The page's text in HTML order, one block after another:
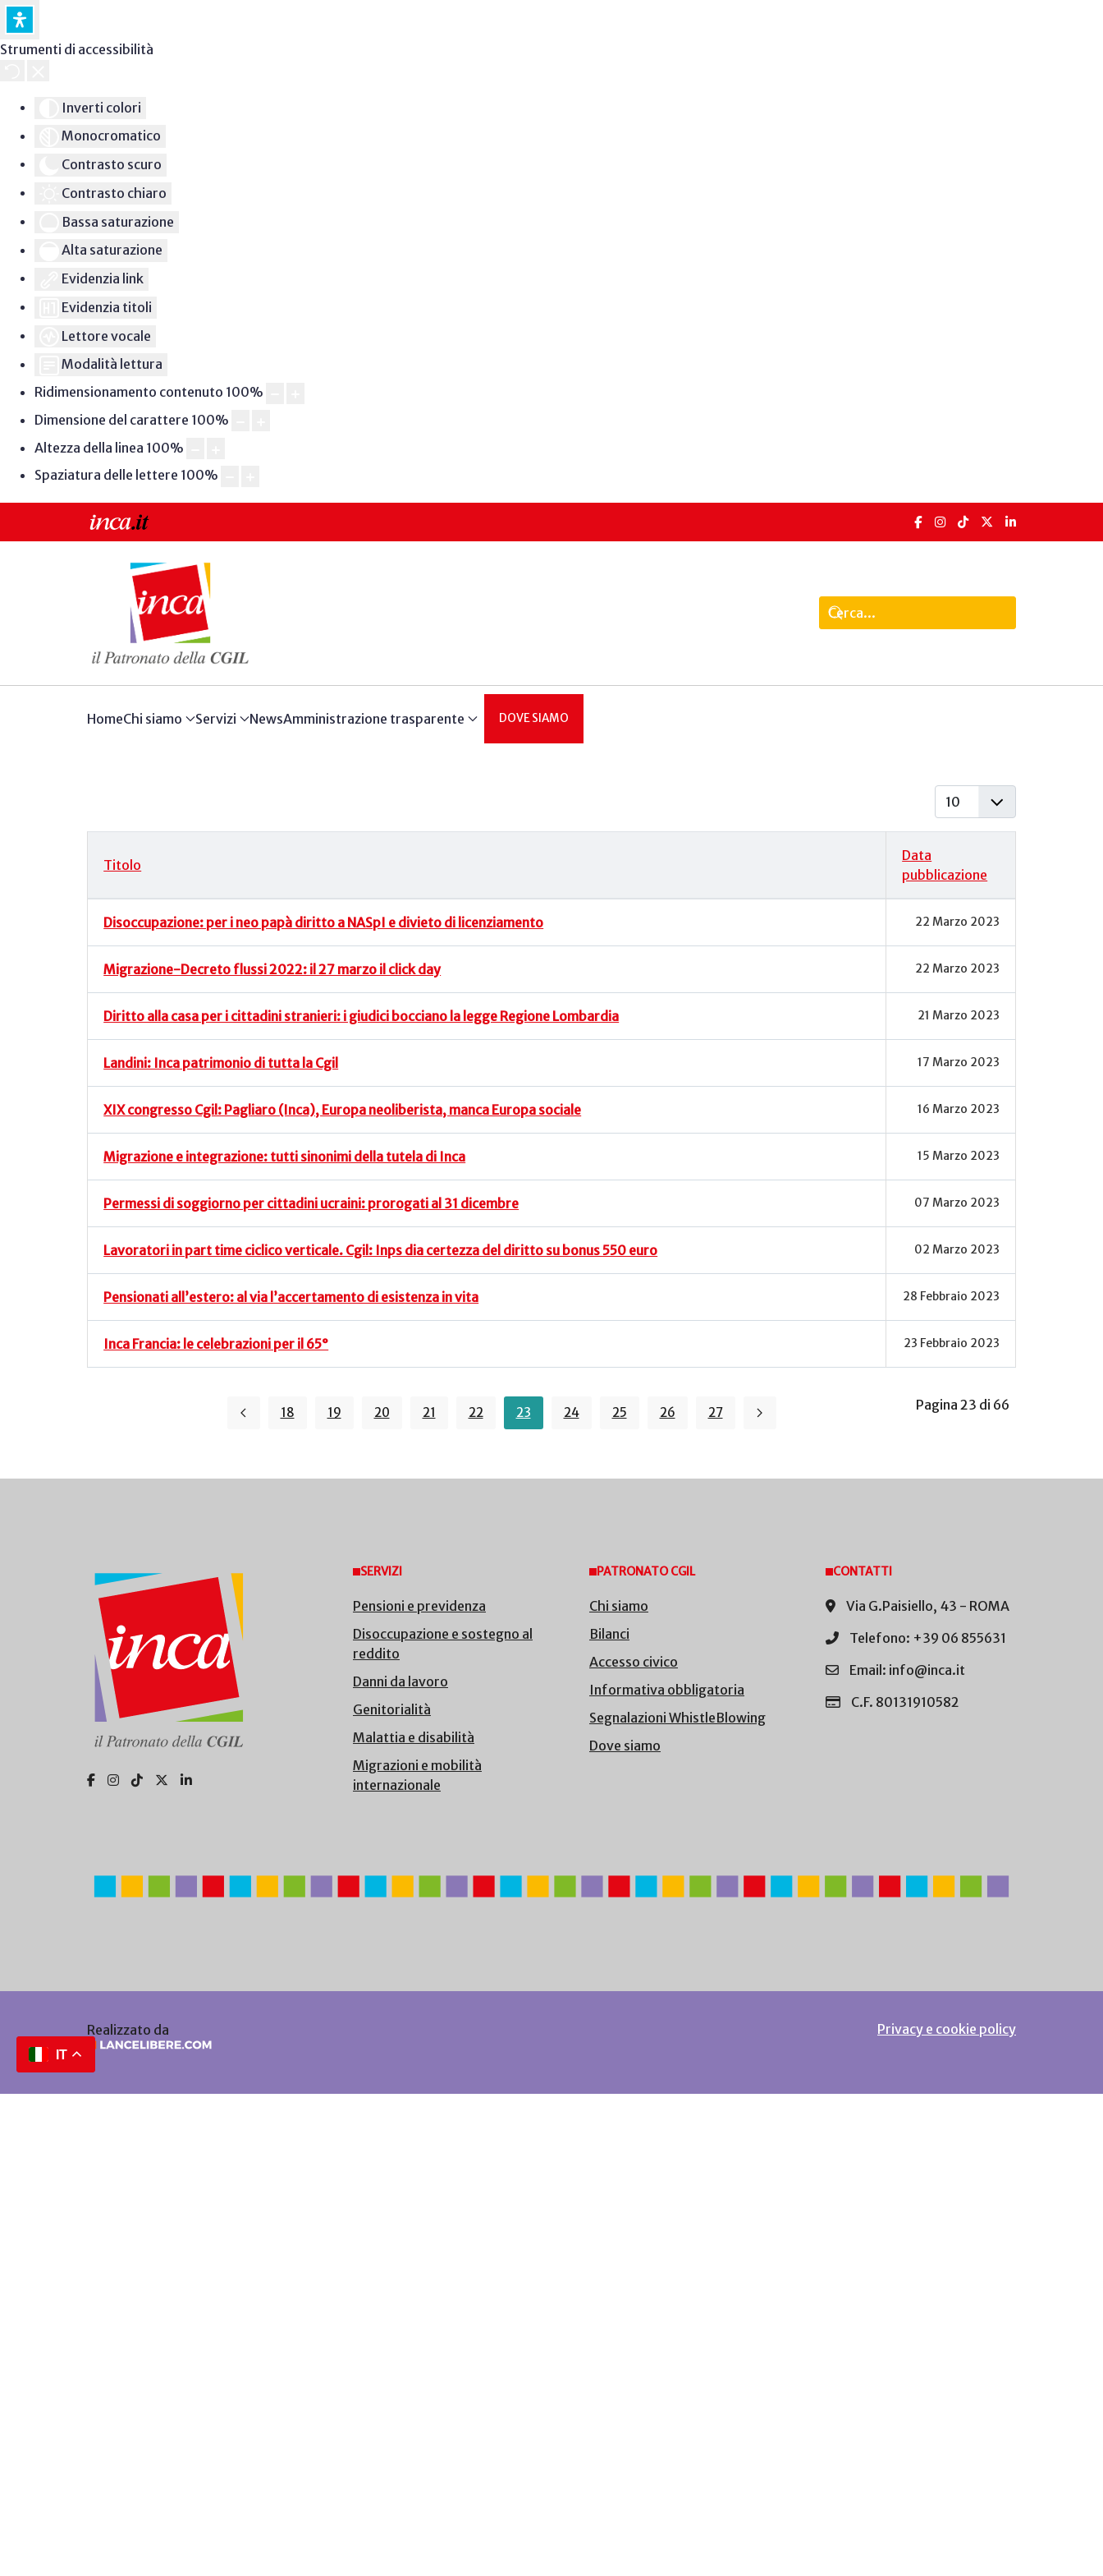
Strumenti di accessibilità
Inverti colori
Monocromatico
Contrasto scuro
Contrasto chiaro
Bassa saturazione
Alta saturazione
Evidenzia link
Evidenzia titoli
Lettore vocale
Modalità lettura
Ridimensionamento contenuto 100%
Dimensione del carattere 100%
Altezza della linea 100%
Spaziatura delle lettere 100%
HomeChi siamo Servizi NewsAmministrazione trasparente DOVE SIAMO
Visualizza #
Titolo
Data
pubblicazione
Disoccupazione: per i neo papà diritto a NASpI e divieto di licenziamento 22 Marzo 2023
Migrazione-Decreto flussi 2022: il 27 marzo il click day 22 Marzo 2023
Diritto alla casa per i cittadini stranieri: i giudici bocciano la legge Regione Lombardia 21 Marzo 2023
Landini: Inca patrimonio di tutta la Cgil 17 Marzo 2023
XIX congresso Cgil: Pagliaro (Inca), Europa neoliberista, manca Europa sociale 16 Marzo 2023
Migrazione e integrazione: tutti sinonimi della tutela di Inca 15 Marzo 2023
Permessi di soggiorno per cittadini ucraini: prorogati al 31 dicembre 07 Marzo 2023
Lavoratori in part time ciclico verticale. Cgil: Inps dia certezza del diritto su bonus 550 euro 02 Marzo 2023
Pensionati all’estero: al via l’accertamento di esistenza in vita 28 Febbraio 2023
Inca Francia: le celebrazioni per il 65° 23 Febbraio 2023
Pagina 23 di 66
18 19 20 21 22 23 24 25 26 27
SERVIZI
Pensioni e previdenza
Disoccupazione e sostegno al
reddito
Danni da lavoro
Genitorialità
Malattia e disabilità
Migrazioni e mobilità
internazionale
PATRONATO CGIL
Chi siamo
Bilanci
Accesso civico
Informativa obbligatoria
Segnalazioni WhistleBlowing
Dove siamo
CONTATTI
Via G.Paisiello, 43 - ROMA
Telefono: +39 06 855631
Email: info@inca.it
C.F. 80131910582
Realizzato da Privacy e cookie policy
IT